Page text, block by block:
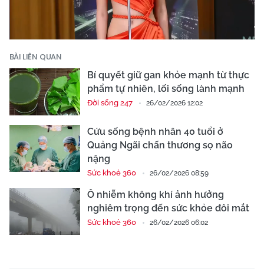
Video
BÀI LIÊN QUAN
Bí quyết giữ gan khỏe mạnh từ thực
phẩm tự nhiên, lối sống lành mạnh
Đời sống 247 26/02/2026 12:02
Cứu sống bệnh nhân 40 tuổi ở
Quảng Ngãi chấn thương sọ não
nặng
Sức khoẻ 360 26/02/2026 08:59
Ô nhiễm không khí ảnh hưởng
nghiêm trọng đến sức khỏe đôi mắt
Sức khoẻ 360 26/02/2026 06:02